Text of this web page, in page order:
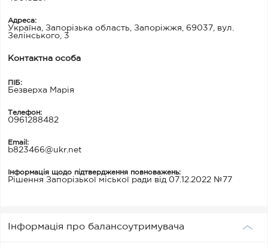
Адреса:
Україна, Запорізька область, Запоріжжя, 69037, вул.
Зелінського, 3
Контактна особа
ПІБ:
Безверха Марія
Телефон:
0961288482
Email:
b823466@ukr.net
Інформація щодо підтвердження повноважень:
Рішення Запорізької міської ради від 07.12.2022 №77
Інформація про балансоутримувача